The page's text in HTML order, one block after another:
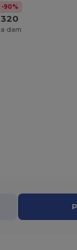
kr
-90%
dam